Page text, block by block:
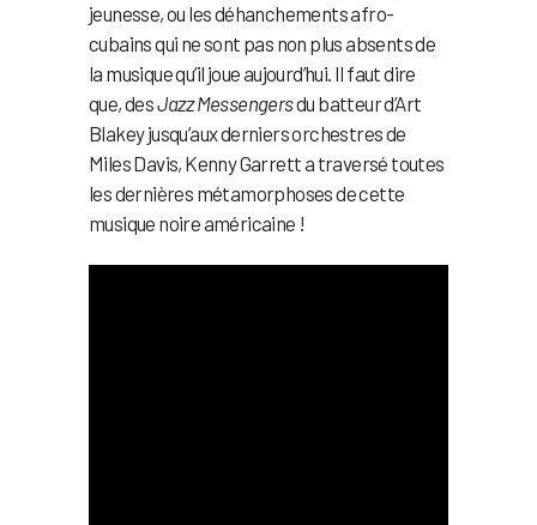
jeunesse, ou les déhanchements afro-
cubains qui ne sont pas non plus absents de
la musique qu’il joue aujourd’hui. Il faut dire
que, desJazz Messengersdu batteur d’Art
Blakey jusqu’aux derniers orchestres de
Miles Davis, Kenny Garrett a traversé toutes
les dernières métamorphoses de cette
musique noire américaine !